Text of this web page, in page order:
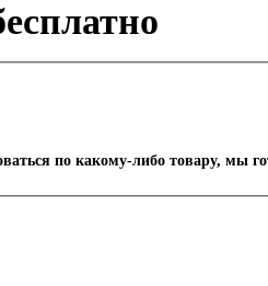
по какому-либо товару, мы